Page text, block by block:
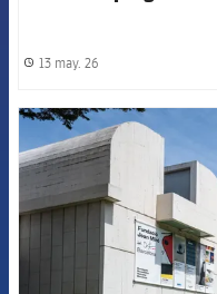
label.share.clock
13 may. 26